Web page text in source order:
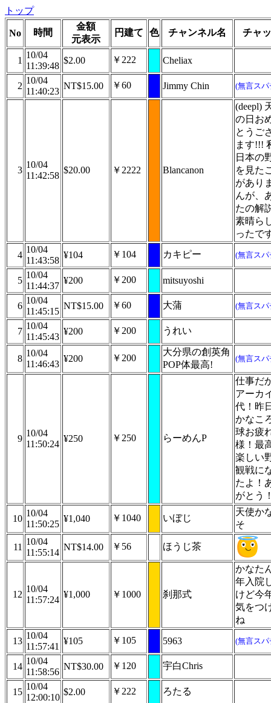
トップ
No 時間
金額
元表示
円建て 色 チャンネル名 チャ
1
10/04
11:39:48
$2.00 ￥222 Cheliax
2
10/04
11:40:23
NT$15.00 ￥60 Jimmy Chin (無言スパ
3
10/04
11:42:58
$20.00 ￥2222 Blancanon
(deepl)
の日お
とうご
ます!!!
日本の
を見た
があり
んが、
たの解
素晴ら
ったで
4
10/04
11:43:58
¥104 ￥104 カキピー (無言スパ
5
10/04
11:44:37
¥200 ￥200 mitsuyoshi
6
10/04
11:45:15
NT$15.00 ￥60 大蒲 (無言スパ
7
10/04
11:45:43
¥200 ￥200 うれい
8
10/04
11:46:43
¥200 ￥200
大分県の創英角
POP体最高!
(無言スパ
9
10/04
11:50:24
¥250 ￥250 らーめんP
仕事だ
アーカ
代！昨
かなこ
球お疲
様！最
楽しい
観戦に
たよ！
がとう
10
10/04
11:50:25
¥1,040 ￥1040 いぼじ
天使か
そ
11
10/04
11:55:14
NT$14.00 ￥56 ほうじ茶
12
10/04
11:57:24
¥1,000 ￥1000 刹那式
かなた
年入院
けど今
気をつ
ね
13
10/04
11:57:41
¥105 ￥105 5963 (無言スパ
14
10/04
11:58:56
NT$30.00 ￥120 宇白Chris
15
10/04
12:00:10
$2.00 ￥222 ろたる